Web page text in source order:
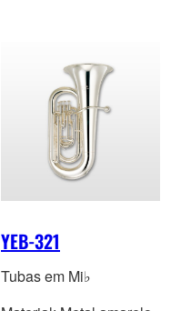
YEB-321
Tubas em Mi♭